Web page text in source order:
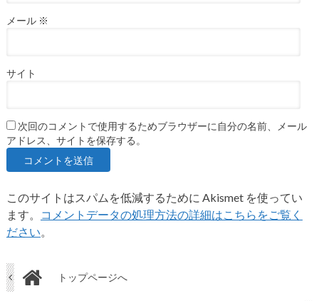
メール ※
サイト
次回のコメントで使用するためブラウザーに自分の名前、メール
アドレス、サイトを保存する。
このサイトはスパムを低減するために Akismet を使ってい
ます。
コメントデータの処理方法の詳細はこちらをご覧く
ださい。
トップページへ